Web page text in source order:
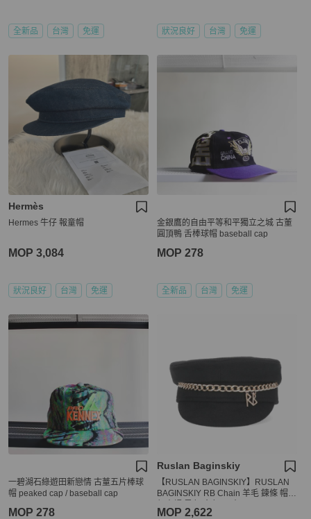
全新品 台灣 免運 狀況良好 台灣 免運
Hermès
Hermes 牛仔 報童帽
MOP 3,084
狀況良好 台灣 免運
金銀鷹的自由平等和平獨立之城 古董
圓頂鴨 舌棒球帽 baseball cap
MOP 278
全新品 台灣 免運
一碧湖石綠遊田新戀情 古蕫五片棒球
帽 peaked cap / baseball cap
MOP 278
Ruslan Baginskiy
【RUSLAN BAGINSKIY】RUSLAN
BAGINSKIY RB Chain 羊毛 鍊條 帽子
MOP 2,622